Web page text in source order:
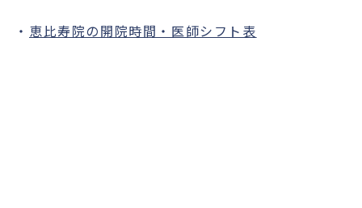
恵比寿院の開院時間・医師シフト表